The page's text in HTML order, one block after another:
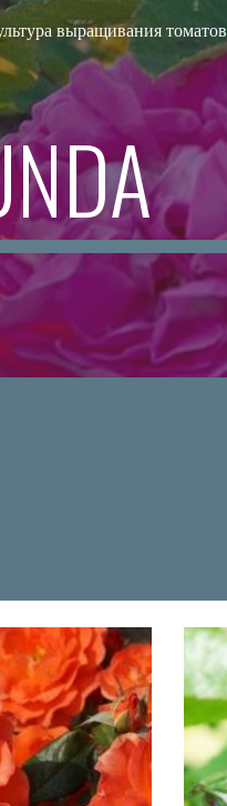
Skip to navigation
выращивания томатов